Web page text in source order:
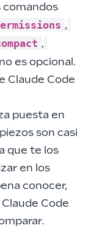
comandos
,
,
es opcional.
Claude Code
puesta en
son casi
que te los
en los
conocer,
Code